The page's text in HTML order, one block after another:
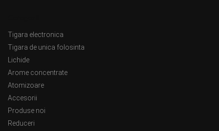
Tigara electronica
Tigara de unica folosinta
Lichide
Arome concentrate
Atomizoare
Accesorii
Produse noi
Reduceri